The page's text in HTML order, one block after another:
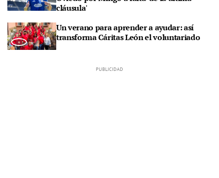
cláusula'
Un verano para aprender a ayudar: así
transforma Cáritas León el voluntariado